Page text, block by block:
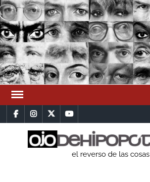
Saltar
al
contenido
facebookinstagram
x youtube
el reverso de las cosas